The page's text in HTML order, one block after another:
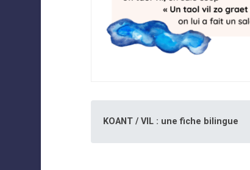
KOANT / VIL : une fiche bilingue